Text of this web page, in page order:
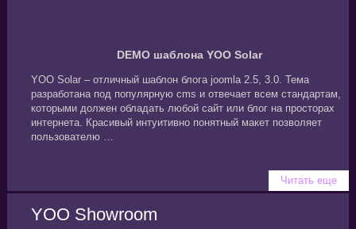
DEMO шаблона YOO Solar
YOO Solar – отличный шаблон блога joomla 2.5, 3.0. Тема
разработана под популярную cms и отвечает всем стандартам,
которыми должен обладать любой сайт или блог на просторах
интернета. Красивый интуитивно понятный макет позволяет
пользователю …
Читать еще
YOO Showroom